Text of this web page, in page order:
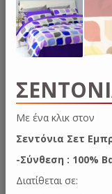
Με ένα κλικ
Σεντόνια Σετ
-Σύνθεση : 100%
Διατίθεται σε: